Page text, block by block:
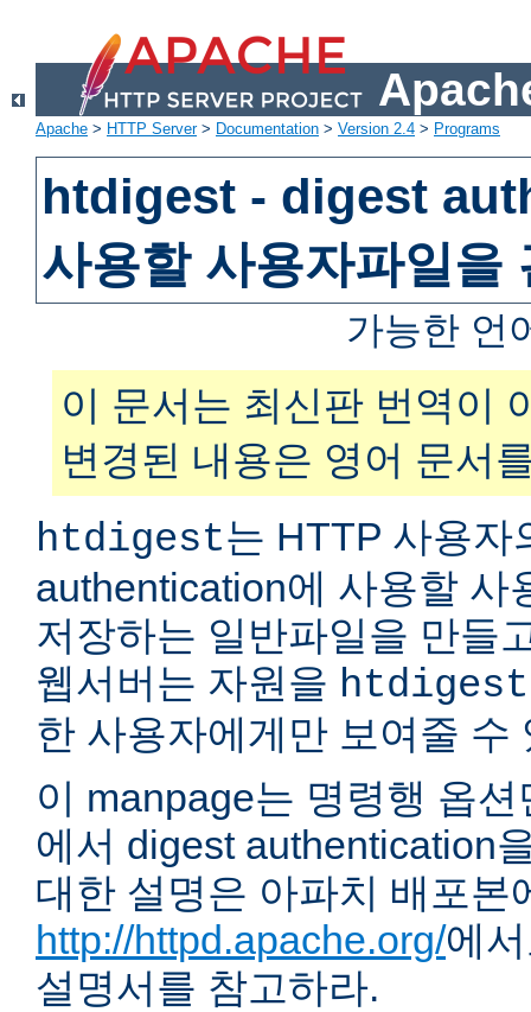
Apache > HTTP Server> Documentation > Version 2.4 > Programs
htdigest - digest
사용할 사용자파일을
가능한 언
이 문서는 최신판 번역이
변경된 내용은 영어 문서
htdigest는 HTTP 사용자
authentication에 사용할 사
저장하는 일반파일을 만들
웹서버는 자원을 htdigest
한 사용자에게만 보여줄 수
이 manpage는 명령행 옵
에서 digest authentication
대한 설명은 아파치 배포본
http://httpd.apache.org/에
설명서를 참고하라.